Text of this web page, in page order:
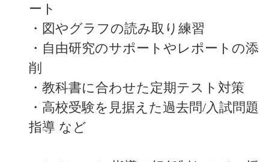
ート
・図やグラフの読み取り練習
・自由研究のサポートやレポートの添
削
・教科書に合わせた定期テスト対策
・高校受験を見据えた過去問/入試問題
指導 など